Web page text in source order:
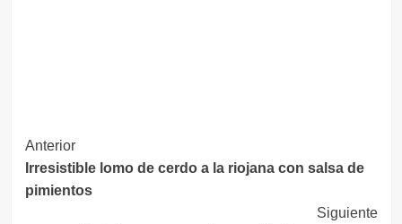
Navegación
de
entradas
Anterior
Irresistible lomo de cerdo a la riojana con salsa de
pimientos
Siguiente